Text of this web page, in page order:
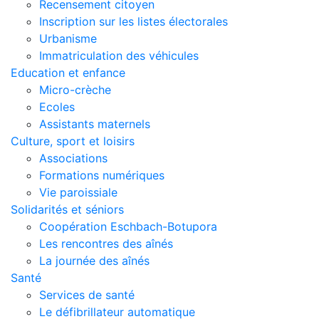
Recensement citoyen
Inscription sur les listes électorales
Urbanisme
Immatriculation des véhicules
Education et enfance
Micro-crèche
Ecoles
Assistants maternels
Culture, sport et loisirs
Associations
Formations numériques
Vie paroissiale
Solidarités et séniors
Coopération Eschbach-Botupora
Les rencontres des aînés
La journée des aînés
Santé
Services de santé
Le défibrillateur automatique